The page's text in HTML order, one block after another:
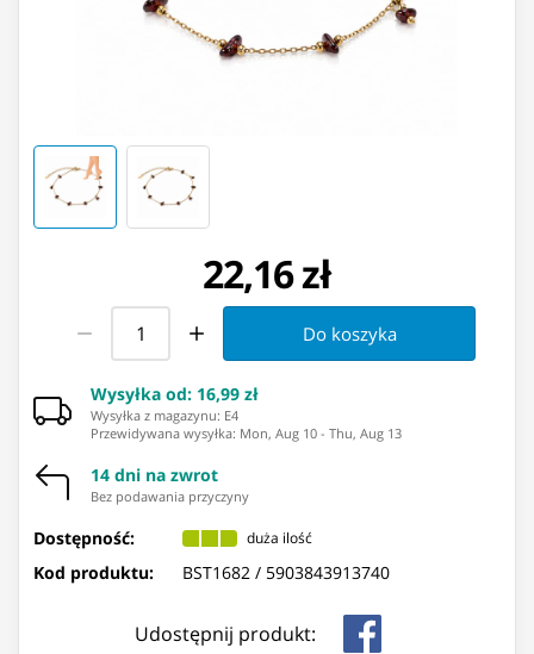
22,16 zł
Do koszyka
Wysyłka od: 16,99 zł
Wysyłka z magazynu: ⁨E4⁩
Przewidywana wysyłka: Mon, Aug 10 - Thu, Aug 13
14 dni na zwrot
Bez podawania przyczyny
Dostępność: duża ilość
Kod produktu: BST1682 / 5903843913740
Udostępnij produkt: